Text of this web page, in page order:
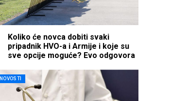
Koliko će novca dobiti svaki
pripadnik HVO-a i Armije i koje su
sve opcije moguće? Evo odgovora
NOVOSTI